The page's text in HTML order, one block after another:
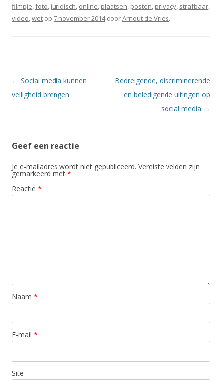
filmpje,foto, juridisch, online, plaatsen, posten, privacy, strafbaar,
video,wet op 7 november 2014doorArnout de Vries.
Berichtnavigatie
← Social media kunnen
veiligheid brengen
Bedreigende, discriminerende
en beledigende uitingen op
social media →
Geef een reactie
Je e-mailadres wordt niet gepubliceerd. Vereiste velden zijn
gemarkeerd met *
Reactie *
Naam *
E-mail *
Site